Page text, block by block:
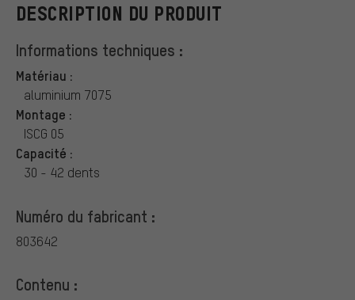
DESCRIPTION DU PRODUIT
Informations techniques :
Matériau :
aluminium 7075
Montage :
ISCG 05
Capacité :
30 - 42 dents
Numéro du fabricant :
803642
Contenu :